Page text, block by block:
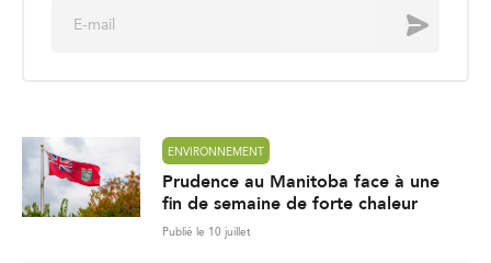
Envoyer
ENVIRONNEMENT
Prudence au Manitoba face à une
fin de semaine de forte chaleur
Publié le 10 juillet